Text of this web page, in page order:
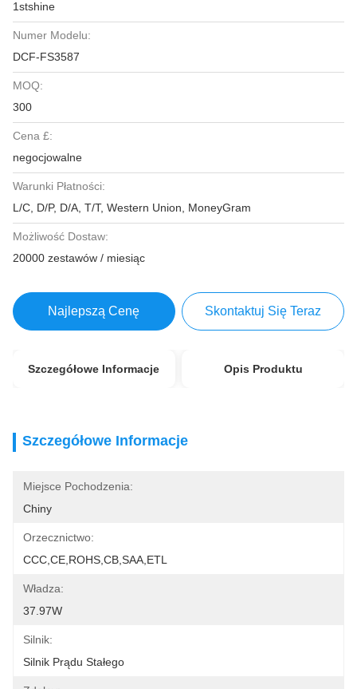
1stshine
Numer Modelu:
DCF-FS3587
MOQ:
300
Cena £:
negocjowalne
Warunki Płatności:
L/C, D/P, D/A, T/T, Western Union, MoneyGram
Możliwość Dostaw:
20000 zestawów / miesiąc
Najlepszą Cenę Skontaktuj Się Teraz
Szczegółowe Informacje Opis Produktu
Szczegółowe Informacje
Miejsce Pochodzenia:
Chiny
Orzecznictwo:
CCC,CE,ROHS,CB,SAA,ETL
Władza:
37.97W
Silnik:
Silnik Prądu Stałego